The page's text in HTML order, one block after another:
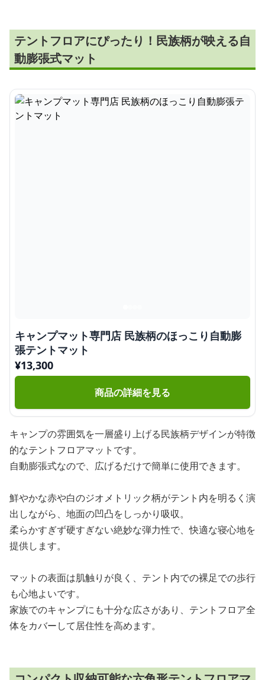
テントフロアにぴったり！民族柄が映える自
動膨張式マット
キャンプマット専門店 民族柄のほっこり自動膨
張テントマット
¥13,300
商品の詳細を見る
キャンプの雰囲気を一層盛り上げる民族柄デザインが特徴
的なテントフロアマットです。
自動膨張式なので、広げるだけで簡単に使用できます。
鮮やかな赤や白のジオメトリック柄がテント内を明るく演
出しながら、地面の凹凸をしっかり吸収。
柔らかすぎず硬すぎない絶妙な弾力性で、快適な寝心地を
提供します。
マットの表面は肌触りが良く、テント内での裸足での歩行
も心地よいです。
家族でのキャンプにも十分な広さがあり、テントフロア全
体をカバーして居住性を高めます。